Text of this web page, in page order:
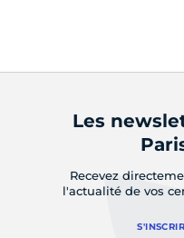
Les
Recevez
l'actualité de vos